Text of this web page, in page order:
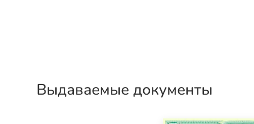
Выдаваемые документы